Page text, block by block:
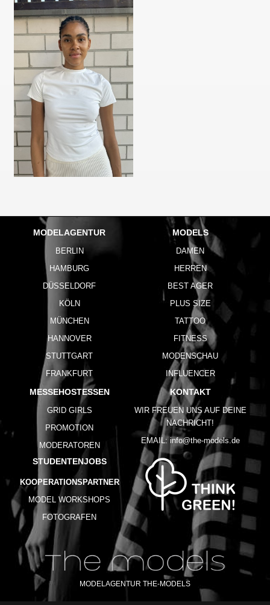
MODELAGENTUR
BERLIN
HAMBURG
DÜSSELDORF
KÖLN
MÜNCHEN
HANNOVER
STUTTGART
FRANKFURT
MODELS
DAMEN
HERREN
BEST AGER
PLUS SIZE
TATTOO
FITNESS
MODENSCHAU
INFLUENCER
MESSEHOSTESSEN
GRID GIRLS
PROMOTION
MODERATOREN
STUDENTENJOBS
KOOPERATIONSPARTNER
MODEL WORKSHOPS
FOTOGRAFEN
KONTAKT
WIR FREUEN UNS AUF DEINE
NACHRICHT!
EMAIL: info@the-models.de
MODELAGENTUR THE-MODELS